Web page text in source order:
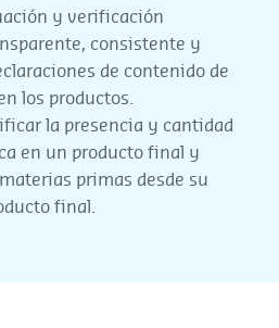
y verificación
consistente y
de contenido de
los productos.
la presencia y cantidad
en un producto final y
primas desde su
final.